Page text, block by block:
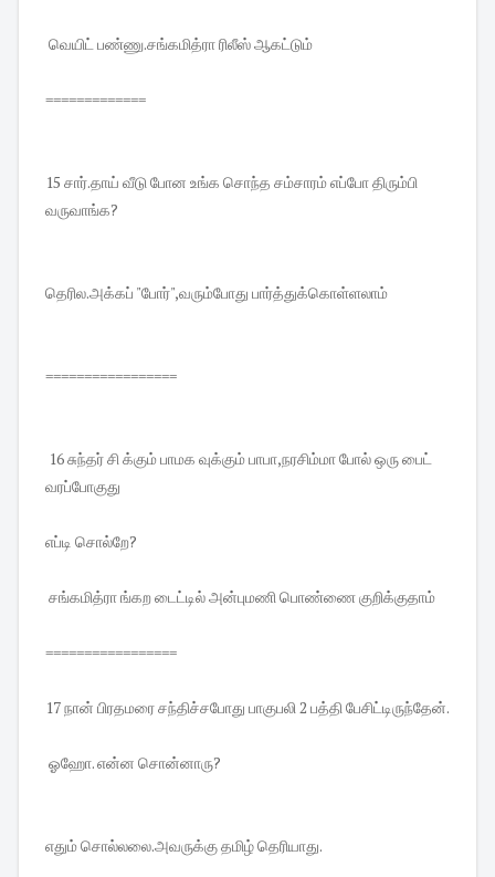
வெயிட் பண்ணு.சங்கமித்ரா ரிலீஸ் ஆகட்டும்
=============
15 சார்.தாய் வீடு போன உங்க சொந்த சம்சாரம் எப்போ திரும்பி
வருவாங்க?
தெரில.அக்கப் "போர்",வரும்போது பார்த்துக்கொள்ளலாம்
=================
16 சுந்தர் சி க்கும் பாமக வுக்கும் பாபா,நரசிம்மா போல் ஒரு பைட்
வரப்போகுது
எப்டி சொல்றே?
சங்கமித்ரா ங்கற டைட்டில் அன்புமணி பொண்ணை குறிக்குதாம்
=================
17 நான் பிரதமரை சந்திச்சபோது பாகுபலி 2 பத்தி பேசிட்டிருந்தேன்.
ஓஹோ. என்ன சொன்னாரு?
எதும் சொல்லலை.அவருக்கு தமிழ் தெரியாது.